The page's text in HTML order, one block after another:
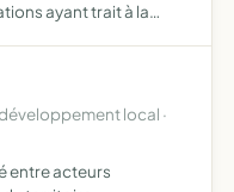
ayant trait à la
local ·
entre acteurs